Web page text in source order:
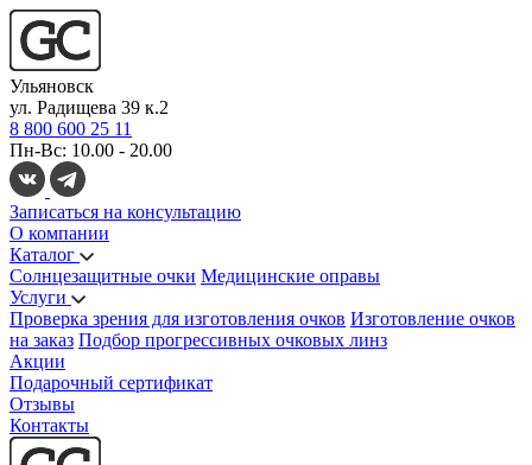
Ульяновск
ул. Радищева 39 к.2
8 800 600 25 11
Пн-Вс: 10.00 - 20.00
Записаться на консультацию
О компании
Каталог
Солнцезащитные очки Медицинские оправы
Услуги
Проверка зрения для изготовления очков Изготовление очков
на заказ Подбор прогрессивных очковых линз
Акции
Подарочный сертификат
Отзывы
Контакты